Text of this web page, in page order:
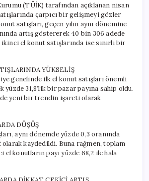
El
Satışları
Yüzde
9,6
(TÜİK) tarafından açıklanan nisan
çarpıcı bir gelişmeyi gözler
satışları, geçen yılın aynı dönemine
artış göstererek 40 bin 306 adede
el konut satışlarında ise sınırlı bir
YÜKSELİŞ
genelinde ilk el konut satışları önemli
yüzde 31,8’lik bir pazar payına sahip oldu.
yeni bir trendin işareti olarak
DÜŞÜŞ
aynı dönemde yüzde 0,3 oranında
olarak kaydedildi. Buna rağmen, toplam
el konutların payı yüzde 68,2 ile hala